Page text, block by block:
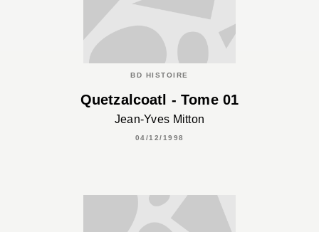
BD HISTOIRE
Quetzalcoatl - Tome 01
Jean-Yves Mitton
04/12/1998